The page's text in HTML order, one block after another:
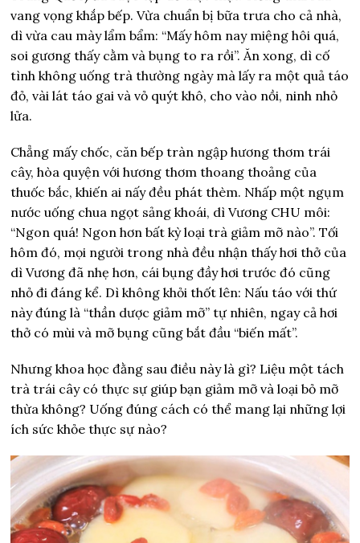
vang vọng khắp bếp. Vừa chuẩn bị bữa trưa cho cả nhà,
dì vừa cau mày lẩm bẩm: “Mấy hôm nay miệng hôi quá,
soi gương thấy cằm và bụng to ra rồi”. Ăn xong, dì cố
tình không uống trà thường ngày mà lấy ra một quả táo
đỏ, vài lát táo gai và vỏ quýt khô, cho vào nồi, ninh nhỏ
lửa.
Chẳng mấy chốc, căn bếp tràn ngập hương thơm trái
cây, hòa quyện với hương thơm thoang thoảng của
thuốc bắc, khiến ai nấy đều phát thèm. Nhấp một ngụm
nước uống chua ngọt sảng khoái, dì Vương CHU môi:
“Ngon quá! Ngon hơn bất kỳ loại trà giảm mỡ nào”. Tối
hôm đó, mọi người trong nhà đều nhận thấy hơi thở của
dì Vương đã nhẹ hơn, cái bụng đầy hơi trước đó cũng
nhỏ đi đáng kể. Dì không khỏi thốt lên: Nấu táo với thứ
này đúng là “thần dược giảm mỡ” tự nhiên, ngay cả hơi
thở có mùi và mỡ bụng cũng bắt đầu “biến mất”.
Nhưng khoa học đằng sau điều này là gì? Liệu một tách
trà trái cây có thực sự giúp bạn giảm mỡ và loại bỏ mỡ
thừa không? Uống đúng cách có thể mang lại những lợi
ích sức khỏe thực sự nào?